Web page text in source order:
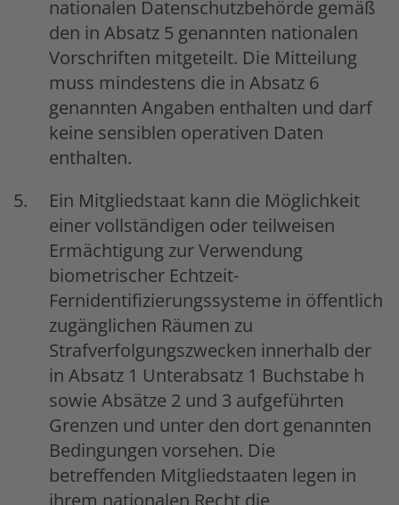
nationalen Datenschutzbehörde gemäß
den in Absatz 5 genannten nationalen
Vorschriften mitgeteilt. Die Mitteilung
muss mindestens die in Absatz 6
genannten Angaben enthalten und darf
keine sensiblen operativen Daten
enthalten.
Ein Mitgliedstaat kann die Möglichkeit
einer vollständigen oder teilweisen
Ermächtigung zur Verwendung
biometrischer Echtzeit-
Fernidentifizierungssysteme in öffentlich
zugänglichen Räumen zu
Strafverfolgungszwecken innerhalb der
in Absatz 1 Unterabsatz 1 Buchstabe h
sowie Absätze 2 und 3 aufgeführten
Grenzen und unter den dort genannten
Bedingungen vorsehen. Die
betreffenden Mitgliedstaaten legen in
ihrem nationalen Recht die